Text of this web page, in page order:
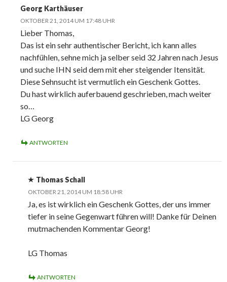
Georg Karthäuser
OKTOBER 21, 2014 UM 17:48 UHR
Lieber Thomas,
Das ist ein sehr authentischer Bericht, ich kann alles
nachfühlen, sehne mich ja selber seid 32 Jahren nach Jesus
und suche IHN seid dem mit eher steigender Itensität.
Diese Sehnsucht ist vermutlich ein Geschenk Gottes.
Du hast wirklich auferbauend geschrieben, mach weiter
so…
LG Georg
ANTWORTEN
Thomas Schall
OKTOBER 21, 2014 UM 18:58 UHR
Ja, es ist wirklich ein Geschenk Gottes, der uns immer
tiefer in seine Gegenwart führen will! Danke für Deinen
mutmachenden Kommentar Georg!
LG Thomas
ANTWORTEN